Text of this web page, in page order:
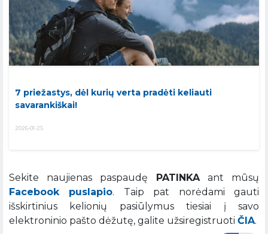
7 priežastys, dėl kurių verta pradėti keliauti
savarankiškai!
2026-01-25
Sekite naujienas paspaudę PATINKAant mūsų
Facebook puslapio. Taip pat norėdami gauti
išskirtinius kelionių pasiūlymus tiesiai į savo
elektroninio pašto dėžutę, galite užsiregistruoti ČIA.